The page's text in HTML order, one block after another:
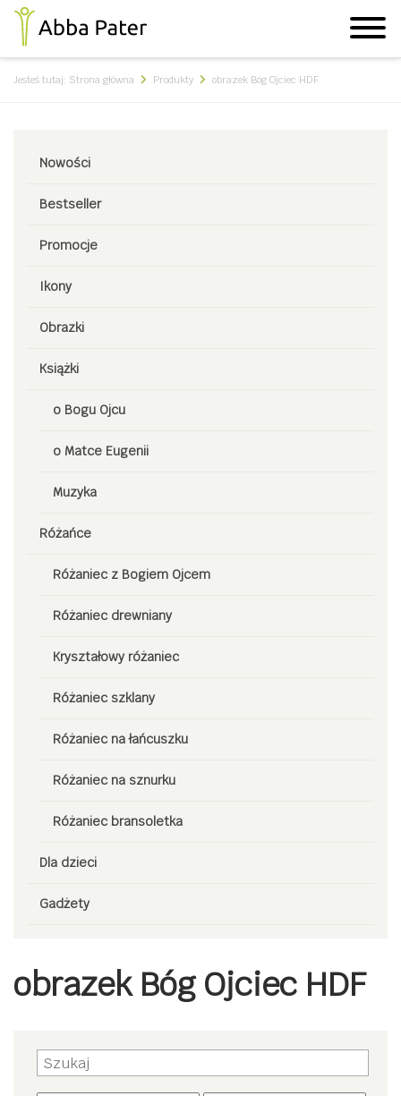
Jesteś tutaj: Strona główna Produkty obrazek Bóg Ojciec HDF
Nowości
Bestseller
Promocje
Ikony
Obrazki
Książki
o Bogu Ojcu
o Matce Eugenii
Muzyka
Różańce
Różaniec z Bogiem Ojcem
Różaniec drewniany
Kryształowy różaniec
Różaniec szklany
Różaniec na łańcuszku
Różaniec na sznurku
Różaniec bransoletka
Dla dzieci
Gadżety
obrazek Bóg Ojciec HDF